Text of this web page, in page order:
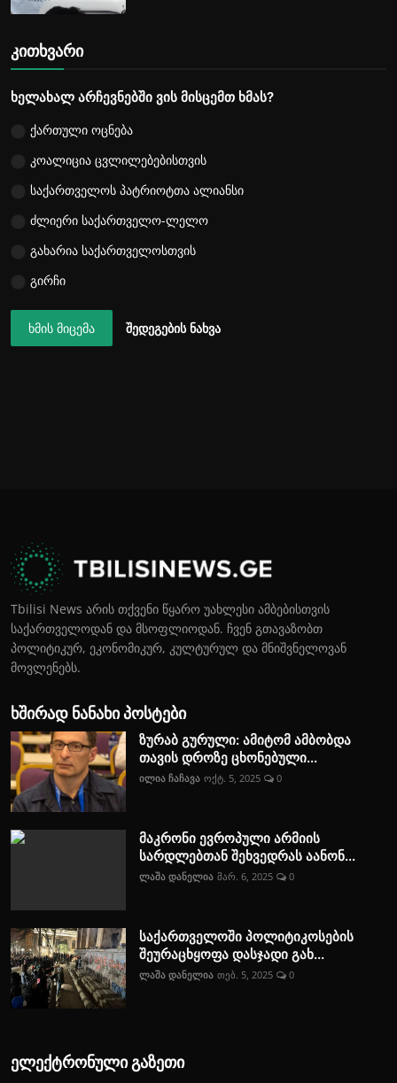
კითხვარი
ხელახალ არჩევნებში ვის მისცემთ ხმას?
ქართული ოცნება
კოალიცია ცვლილებებისთვის
საქართველოს პატრიოტთა ალიანსი
ძლიერი საქართველო-ლელო
გახარია საქართველოსთვის
გირჩი
ხმის მიცემა შედეგების ნახვა
Tbilisi News არის თქვენი წყარო უახლესი ამბებისთვის
საქართველოდან და მსოფლიოდან. ჩვენ გთავაზობთ
პოლიტიკურ, ეკონომიკურ, კულტურულ და მნიშვნელოვან
მოვლენებს.
ხშირად ნანახი პოსტები
ზურაბ გურული: ამიტომ ამბობდა
თავის დროზე ცხონებული...
ილია ჩაჩავა ოქტ. 5, 2025 0
მაკრონი ევროპული არმიის
სარდლებთან შეხვედრას აანონ...
ლაშა დანელია მარ. 6, 2025 0
საქართველოში პოლიტიკოსების
შეურაცხყოფა დასჯადი გახ...
ლაშა დანელია თებ. 5, 2025 0
ელექტრონული გაზეთი